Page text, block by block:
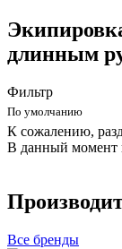
длинным
Фильтр
По умолчанию
К сожалению,
В данный момент
Все бренды